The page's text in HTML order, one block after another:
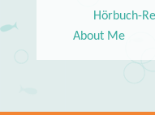
Hörbuch-
About Me